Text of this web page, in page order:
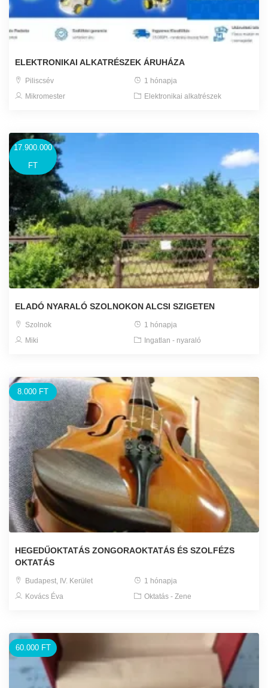
ELEKTRONIKAI ALKATRÉSZEK ÁRUHÁZA
Piliscsév
1 hónapja
Mikromester
Elektronikai alkatrészek
17.900.000
FT
ELADÓ NYARALÓ SZOLNOKON ALCSI SZIGETEN
Szolnok
1 hónapja
Miki
Ingatlan - nyaraló
8.000 FT
HEGEDŰOKTATÁS ZONGORAOKTATÁS ÉS SZOLFÉZS
OKTATÁS
Budapest, IV. Kerület
1 hónapja
Kovács Éva
Oktatás - Zene
60.000 FT